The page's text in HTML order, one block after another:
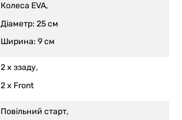
Колеса EVA,
Діаметр: 25 см
Ширина: 9 см
2 x ззаду,
2 x Front
Повільний старт,